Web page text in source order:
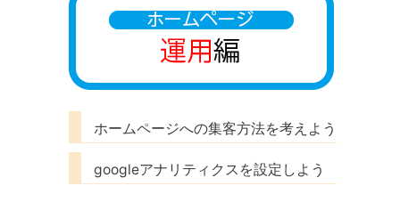
ホームページへの集客方法を考えよう
googleアナリティクスを設定しよう